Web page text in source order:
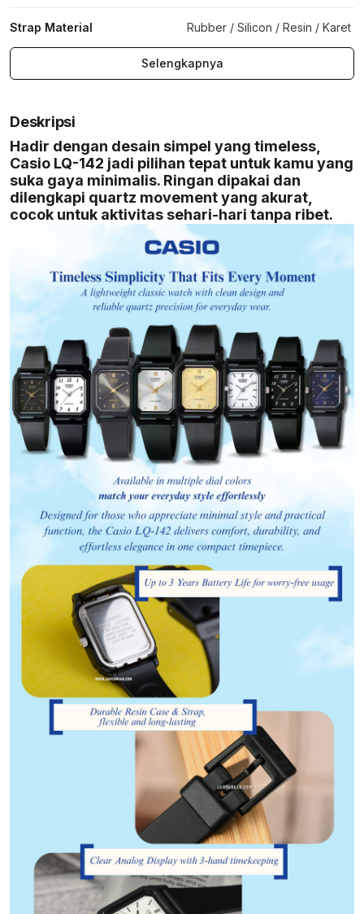
Strap Material Rubber / Silicon / Resin / Karet
Selengkapnya
Deskripsi
Hadir dengan desain simpel yang timeless,
Casio LQ-142 jadi pilihan tepat untuk kamu yang
suka gaya minimalis. Ringan dipakai dan
dilengkapi quartz movement yang akurat,
cocok untuk aktivitas sehari-hari tanpa ribet.